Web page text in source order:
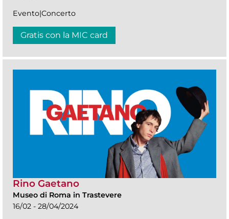
Evento|Concerto
Gratis con la MIC card
Rino Gaetano
Museo di Roma in Trastevere
16/02 - 28/04/2024